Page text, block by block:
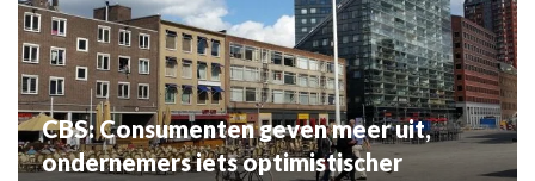
CBS: Consumenten geven meer uit,
ondernemers iets optimistischer